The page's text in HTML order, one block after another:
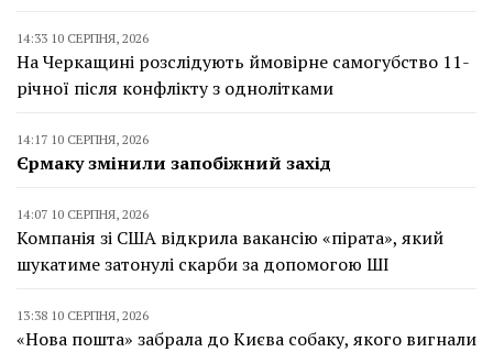
14:33 10 СЕРПНЯ, 2026
На Черкащині розслідують ймовірне самогубство 11-
річної після конфлікту з однолітками
14:17 10 СЕРПНЯ, 2026
Єрмаку змінили запобіжний захід
14:07 10 СЕРПНЯ, 2026
Компанія зі США відкрила вакансію «пірата», який
шукатиме затонулі скарби за допомогою ШІ
13:38 10 СЕРПНЯ, 2026
«Нова пошта» забрала до Києва собаку, якого вигнали